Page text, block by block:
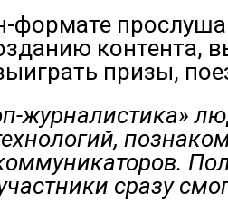
формате
контента,
призы,
журналистика»
сразу